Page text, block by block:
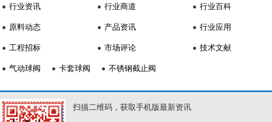
行业资讯
原料动态
工程招标
行业商道
产品资讯
市场评论
行业百科
行业应用
技术文献
气动球阀 卡套球阀 不锈钢截止阀
扫描二维码，获取手机版最新资讯